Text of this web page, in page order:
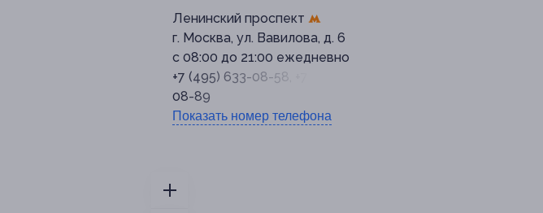
Ленинский проспект
г. Москва, ул. Вавилова, д. 6
с 08:00 до 21:00 ежедневно
+7 (495) 633-08-58, +7 (495) 633-
08-89
Показать номер телефона